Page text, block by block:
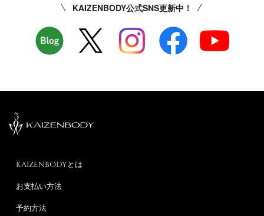
KAIZENBODY公式SNS更新中！
KAIZENBODYとは
お支払い方法
予約方法